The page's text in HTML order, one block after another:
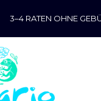
3–4 RATEN OHNE